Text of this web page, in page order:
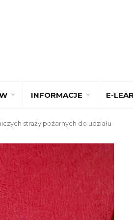
INFORMACJE E-
straży pożarnych do udziału